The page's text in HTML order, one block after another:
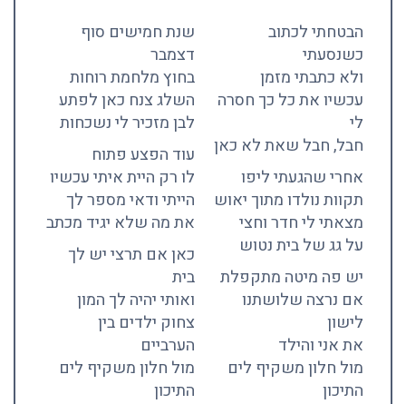
הבטחתי לכתוב
כשנסעתי
ולא כתבתי מזמן
עכשיו את כל כך חסרה
לי
חבל, חבל שאת לא כאן
אחרי שהגעתי ליפו
תקוות נולדו מתוך יאוש
מצאתי לי חדר וחצי
על גג של בית נטוש
יש פה מיטה מתקפלת
אם נרצה שלושתנו
לישון
את אני והילד
מול חלון משקיף לים
התיכון
שנת חמישים סוף
דצמבר
בחוץ מלחמת רוחות
השלג צנח כאן לפתע
לבן מזכיר לי נשכחות
עוד הפצע פתוח
לו רק היית איתי עכשיו
הייתי ודאי מספר לך
את מה שלא יגיד מכתב
כאן אם תרצי יש לך
בית
ואותי יהיה לך המון
צחוק ילדים בין
הערביים
מול חלון משקיף לים
התיכון